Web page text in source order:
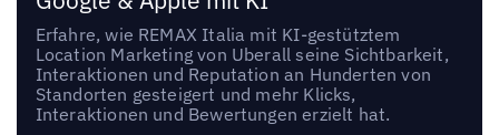
Erfahre, wie REMAX Italia mit KI-gestütztem
Location Marketing von Uberall seine Sichtbarkeit,
Interaktionen und Reputation an Hunderten von
Standorten gesteigert und mehr Klicks,
Interaktionen und Bewertungen erzielt hat.